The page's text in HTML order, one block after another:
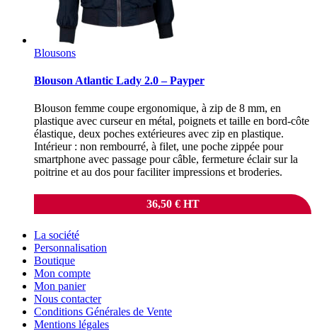
Blousons
Blouson Atlantic Lady 2.0 – Payper
Blouson femme coupe ergonomique, à zip de 8 mm, en
plastique avec curseur en métal, poignets et taille en bord-côte
élastique, deux poches extérieures avec zip en plastique.
Intérieur : non rembourré, à filet, une poche zippée pour
smartphone avec passage pour câble, fermeture éclair sur la
poitrine et au dos pour faciliter impressions et broderies.
36,50 €HT
La société
Personnalisation
Boutique
Mon compte
Mon panier
Nous contacter
Conditions Générales de Vente
Mentions légales